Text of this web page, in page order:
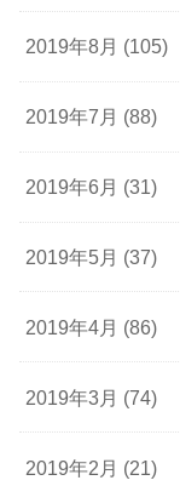
2019年8月 (105)
2019年7月 (88)
2019年6月 (31)
2019年5月 (37)
2019年4月 (86)
2019年3月 (74)
2019年2月 (21)